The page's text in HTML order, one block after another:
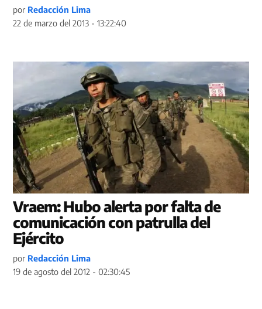
por Redacción Lima
22 de marzo del 2013 - 13:22:40
Vraem: Hubo alerta por falta de
comunicación con patrulla del
Ejército
por Redacción Lima
19 de agosto del 2012 - 02:30:45